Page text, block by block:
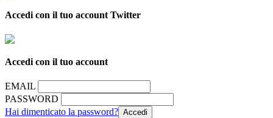
Accedi con il tuo account Twitter
Accedi con il tuo account
EMAIL
PASSWORD
Hai dimenticato la password?